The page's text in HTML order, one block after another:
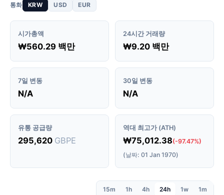
통화 KRW USD EUR
시가총액
₩560.29 백만
24시간 거래량
₩9.20 백만
7일 변동
N/A
30일 변동
N/A
유통 공급량
295,620 GBPE
역대 최고가 (ATH)
₩75,012.38(-97.47%)
(날짜: 01 Jan 1970)
15m 1h 4h 24h 1w 1m